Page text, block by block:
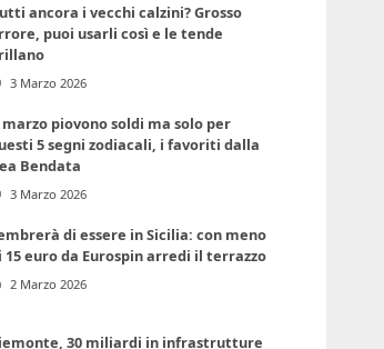
ancora i vecchi calzini? Grosso
puoi usarli così e le tende
3 Marzo 2026
marzo piovono soldi ma solo per
5 segni zodiacali, i favoriti dalla
Bendata
3 Marzo 2026
di essere in Sicilia: con meno
15 euro da Eurospin arredi il terrazzo
2 Marzo 2026
30 miliardi in infrastrutture